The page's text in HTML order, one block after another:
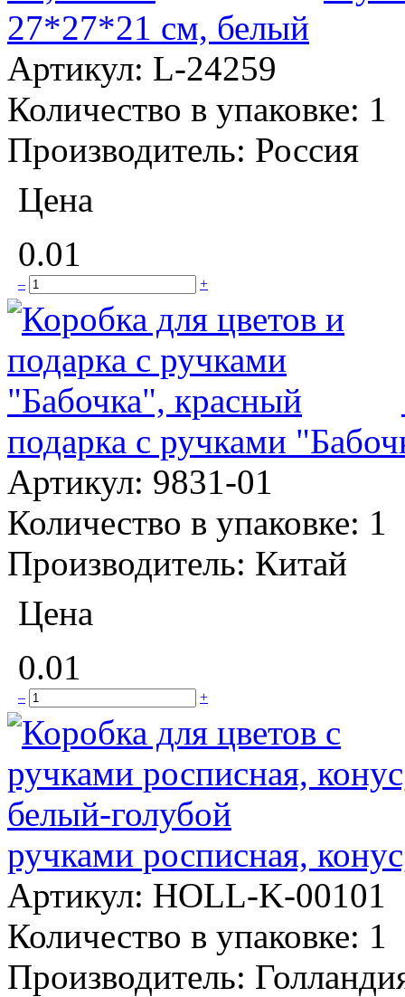
27*27*21 см, белый
Артикул: L-24259
Количество в упаковке: 1
Производитель: Россия
Цена
0.01
– +
подарка с ручками
Артикул: 9831-01
Количество в упаковке: 1
Производитель: Китай
Цена
0.01
– +
ручками росписная,
Артикул: HOLL-K-00101
Количество в упаковке: 1
Производитель: